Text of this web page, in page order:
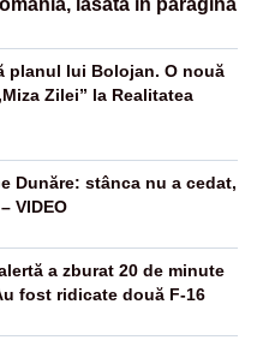
lăsată în paragină
planul lui Bolojan. O nouă
Zilei” la Realitatea
Dunăre: stânca nu a cedat,
VIDEO
a zburat 20 de minute
fost ridicate două F-16